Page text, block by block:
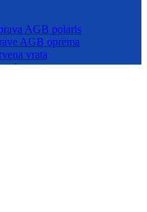
AGB polaris
AGB oprema
vrata
vrata